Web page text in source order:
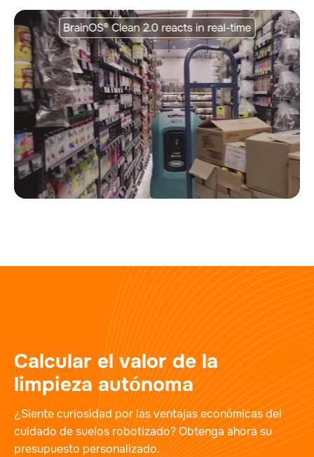
Calcular el valor de la
limpieza autónoma
¿Siente curiosidad por las ventajas económicas del
cuidado de suelos robotizado? Obtenga ahora su
presupuesto personalizado.